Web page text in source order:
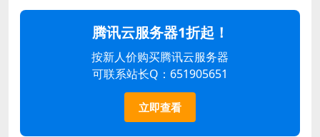
腾讯云服务器1折起！
按新人价购买腾讯云服务器
可联系站长Q：651905651
立即查看